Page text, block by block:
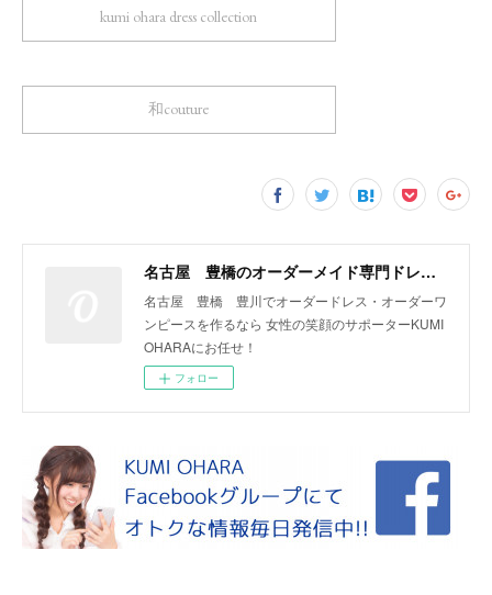
kumi ohara dress collection
和couture
名古屋 豊橋のオーダーメイド専門ドレスデザイナー KUMI OHARA
名古屋 豊橋 豊川でオーダードレス・オーダーワ
ンピースを作るなら 女性の笑顔のサポーターKUMI
OHARAにお任せ！
フォロー